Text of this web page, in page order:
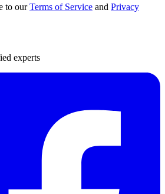
to ourTerms of Service and Privacy
experts